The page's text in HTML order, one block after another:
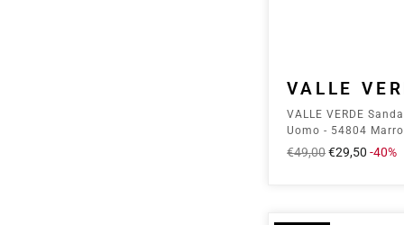
VALLE
VALLE VERDE
Uomo - 54804
Prezzo
€49,00Prezzo
€29,50-40%